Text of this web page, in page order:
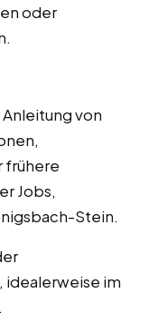
oder
Anleitung von
frühere
Jobs,
Stein.
idealerweise im